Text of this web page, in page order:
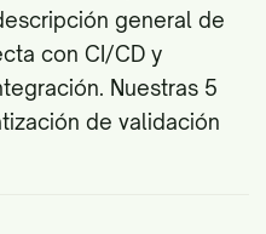
general de
con CI/CD y
. Nuestras 5
de validación